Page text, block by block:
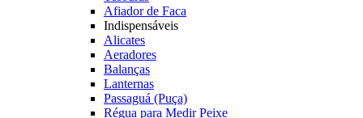
Afiador de Faca
Indispensáveis
Alicates
Aeradores
Balanças
Lanternas
Passaguá (Puça)
Régua para Medir Peixe